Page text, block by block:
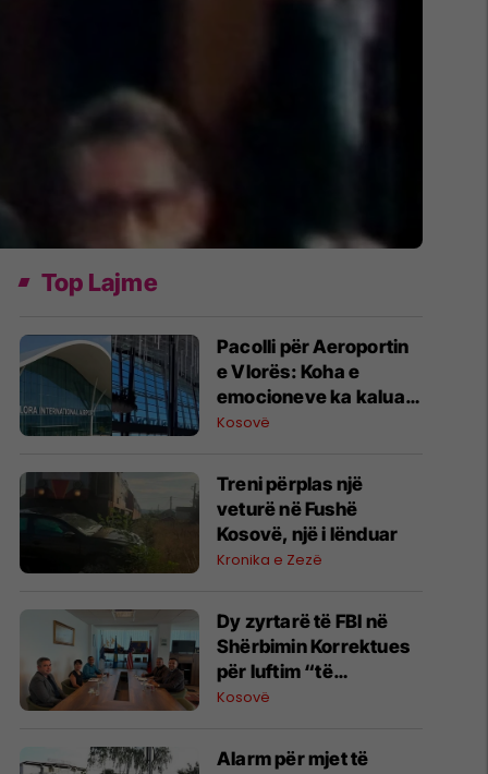
Top Lajme
Pacolli për Aeroportin
e Vlorës: Koha e
emocioneve ka kaluar,
do t’i drejtohemi
drejtësisë
Kosovë
Treni përplas një
veturë në Fushë
Kosovë, një i lënduar
Kronika e Zezë
Dy zyrtarë të FBI në
Shërbimin Korrektues
për luftim “të
terrorizmit dhe
Kosovë
Alarm për mjet të